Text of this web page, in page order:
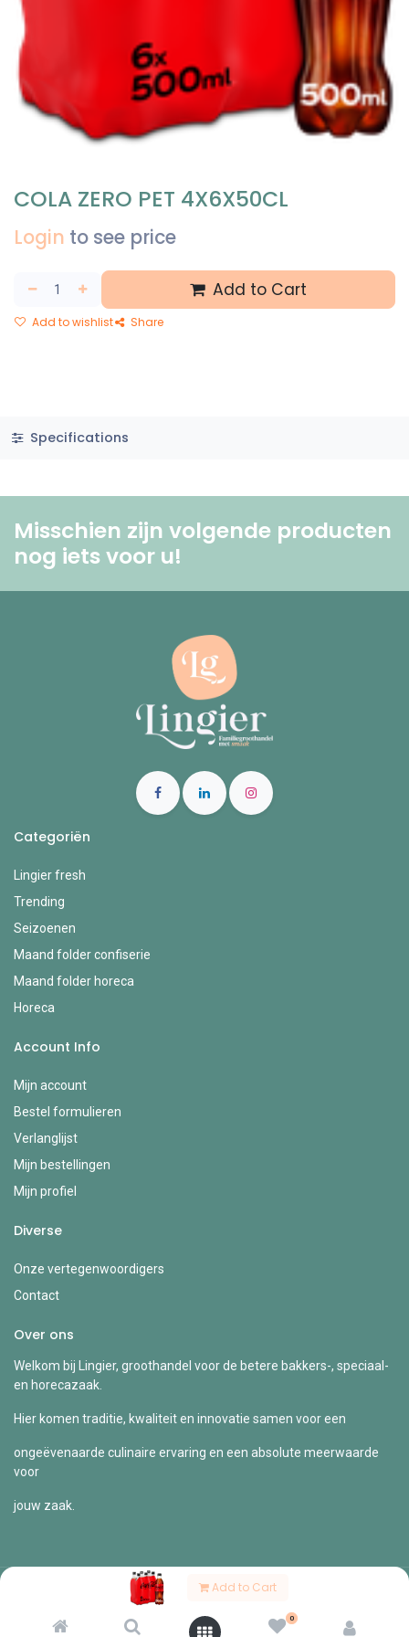
Add to Cart
0
COLA ZERO PET 4X6X50CL
Login to see price
Add to Cart
Add to wishlist Share
Specifications
Misschien zijn volgende producten
nog iets voor u! ​
Categoriën
Lingier fresh
Trending
Seizoenen
Maand folder confiserie
Maand folder horeca
Horeca
Account Info
Mijn account
Bestel formulieren
Verlanglijst
Mijn bestellingen
Mijn profiel
Diverse
Onze vertegenwoordigers
Contact
Over ons
Welkom bij Lingier, groothandel voor de betere bakkers-, speciaal-
en horecazaak.
Hier komen traditie, kwaliteit en innovatie samen voor een
ongeëvenaarde culinaire ervaring en een absolute meerwaarde
voor
jouw zaak.
Copyright © Lingier
Nederlands (BE)